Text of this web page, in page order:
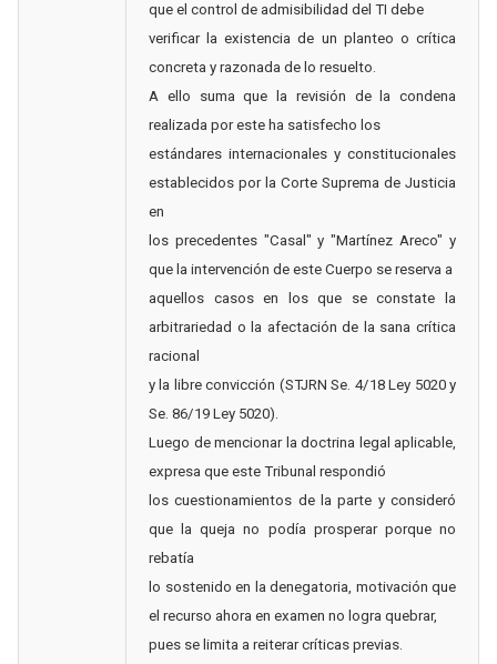
que el control de admisibilidad del TI debe
verificar la existencia de un planteo o crítica
concreta y razonada de lo resuelto.
A ello suma que la revisión de la condena
realizada por este ha satisfecho los
estándares internacionales y constitucionales
establecidos por la Corte Suprema de Justicia
en
los precedentes "Casal" y "Martínez Areco" y
que la intervención de este Cuerpo se reserva a
aquellos casos en los que se constate la
arbitrariedad o la afectación de la sana crítica
racional
y la libre convicción (STJRN Se. 4/18 Ley 5020 y
Se. 86/19 Ley 5020).
Luego de mencionar la doctrina legal aplicable,
expresa que este Tribunal respondió
los cuestionamientos de la parte y consideró
que la queja no podía prosperar porque no
rebatía
lo sostenido en la denegatoria, motivación que
el recurso ahora en examen no logra quebrar,
pues se limita a reiterar críticas previas.